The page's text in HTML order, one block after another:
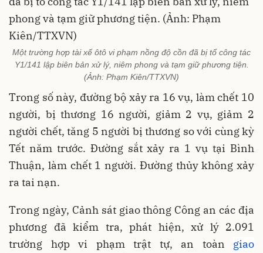
Một trường hợp tài xế ôtô vi phạm nồng độ cồn đã bị tổ công tác
Y1/141 lập biên bản xử lý, niêm phong và tạm giữ phương tiện.
(Ảnh: Phạm Kiên/TTXVN)
Trong số này, đường bộ xảy ra 16 vụ, làm chết 10
người, bị thương 16 người, giảm 2 vụ, giảm 2
người chết, tăng 5 người bị thương so với cùng kỳ
Tết năm trước. Đường sắt xảy ra 1 vụ tại Bình
Thuận, làm chết 1 người. Đường thủy không xảy
ra tai nạn.
Trong ngày, Cảnh sát giao thông Công an các địa
phương đã kiểm tra, phát hiện, xử lý 2.091
trường hợp vi phạm trật tự, an toàn giao